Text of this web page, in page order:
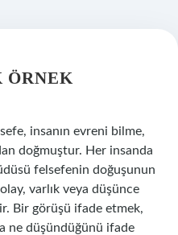
ÖRNEK
insanın evreni bilme,
doğmuştur. Her insanda
felsefenin doğuşunun
varlık veya düşünce
Bir görüşü ifade etmek,
ne düşündüğünü ifade